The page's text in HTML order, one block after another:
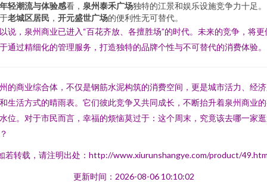
年轻潮流与体验感看， 泉州泰禾广场独特的江景和娱乐设施竞争力十足。
老城区居民 ， 开元盛世广场的便利性无可替代。
说，泉州商业已进入“百花齐放、各擅胜场”的时代。未来的竞争，将更
通过精细化的管理服务，打造独特的品牌个性与不可替代的消费体验。
的商业综合体，不仅是钢筋水泥构筑的消费空间，更是城市活力、经
生活方式的晴雨表。它们彼此竞争又共同成长，不断抬升着泉州商业
位。对于市民而言，幸福的烦恼莫过于：这个周末，究竟该去哪一家
若转载，请注明出处：http://www.xiurunshangye.com/product/
更新时间：2026-08-06 10:10:02